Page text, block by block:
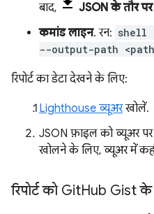
बाद,
JSON के तौर
कमांड लाइन. रन: shell
--output-path
रिपोर्ट का डेटा देखने के लिए:
Lighthouse व्यूअरखोलें.
JSON फ़ाइल को व्यूअर
खोलने के लिए, व्यूअर में
रिपोर्ट को GitHub Gist के